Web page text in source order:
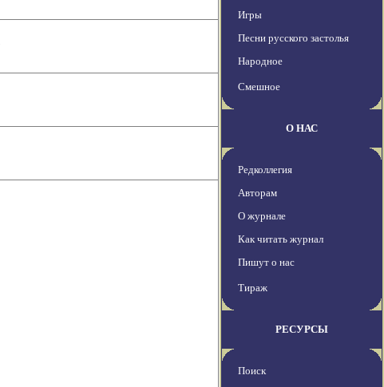
Игры
Песни русского застолья
Народное
Смешное
О НАС
Редколлегия
Авторам
О журнале
Как читать журнал
Пишут о нас
Тираж
РЕСУРСЫ
Поиск